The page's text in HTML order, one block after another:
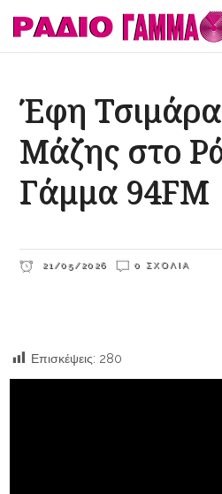
Έφη Τσιμάρα
Μάζης στο
Γάμμα 94FM
21/05/2026 0 ΣΧΌΛΙΑ
Επισκέψεις: 280